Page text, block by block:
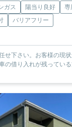
ガス 陽当り良好
専
バリアフリー
せ下さい。お客様の現
の借り入れが残っている